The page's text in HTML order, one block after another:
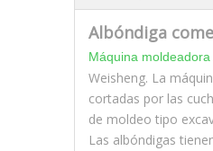
Albóndiga
Máquina
Weisheng. La
cortadas por las
de moldeo tipo
Las albóndigas